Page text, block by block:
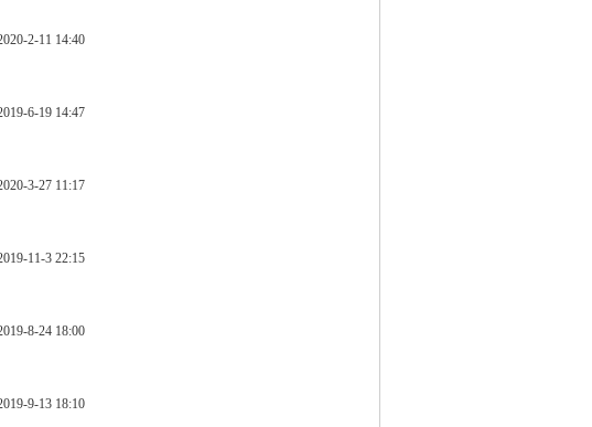
2-11 14:40
6-19 14:47
3-27 11:17
11-3 22:15
8-24 18:00
9-13 18:10